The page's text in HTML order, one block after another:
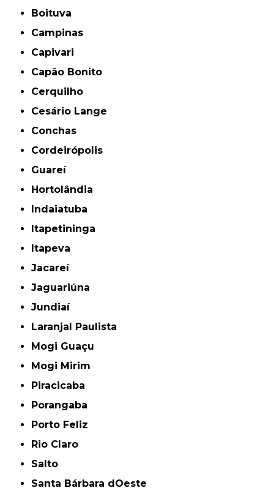
Boituva
Campinas
Capivari
Capão Bonito
Cerquilho
Cesário Lange
Conchas
Cordeirópolis
Guareí
Hortolândia
Indaiatuba
Itapetininga
Itapeva
Jacareí
Jaguariúna
Jundiaí
Laranjal Paulista
Mogi Guaçu
Mogi Mirim
Piracicaba
Porangaba
Porto Feliz
Rio Claro
Salto
Santa Bárbara dOeste